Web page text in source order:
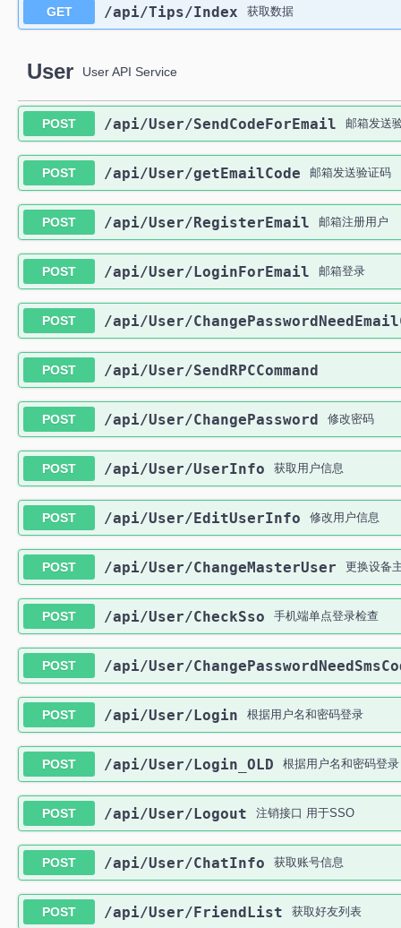
GET ​/api​/Tips​/Index 获取数据
User User API Service
POST ​/api​/User​/SendCodeForEmail 邮箱发送
POST ​/api​/User​/getEmailCode 邮箱发送验证码
POST ​/api​/User​/RegisterEmail 邮箱注册用户
POST ​/api​/User​/LoginForEmail 邮箱登录
POST ​/api​/User​/
POST ​/api​/User​/SendRPCCommand
POST ​/api​/User​/ChangePassword 修改密码
POST ​/api​/User​/UserInfo 获取用户信息
POST ​/api​/User​/EditUserInfo 修改用户信息
POST ​/api​/User​/ChangeMasterUser 更换设备
POST ​/api​/User​/CheckSso 手机端单点登录检查
POST ​/api​/User​/
POST ​/api​/User​/Login 根据用户名和密码登录
POST ​/api​/User​/Login_OLD 根据用户名和密码登录
POST ​/api​/User​/Logout 注销接口 用于SSO
POST ​/api​/User​/ChatInfo 获取账号信息
POST ​/api​/User​/FriendList 获取好友列表